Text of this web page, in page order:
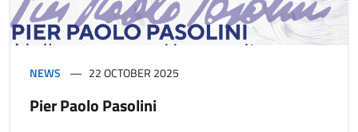
NEWS 22 OCTOBER 2025
Pier Paolo Pasolini